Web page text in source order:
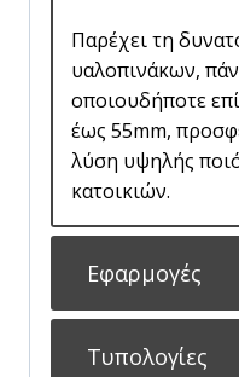
Παρέχει τη
υαλοπινάκων,
οποιουδήποτε
έως 55mm,
λύση υψηλής
κατοικιών.
Εφαρμογές
Τυπολογίες